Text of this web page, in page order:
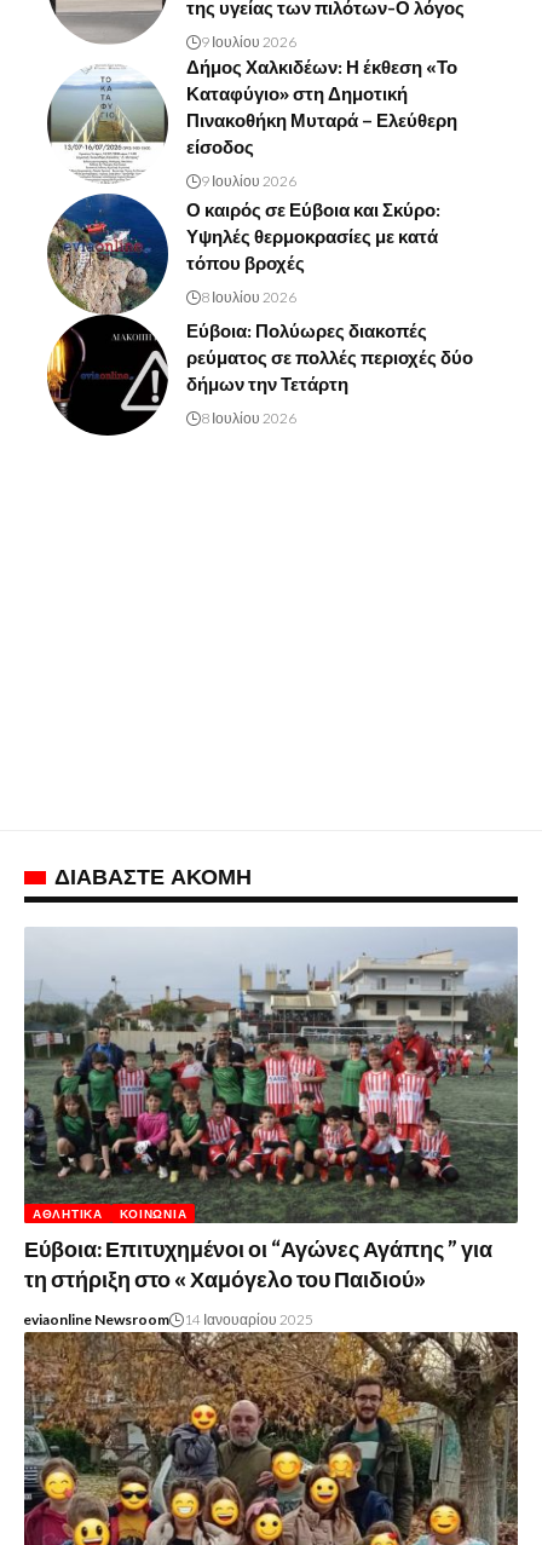
της υγείας των πιλότων-Ο λόγος
9 Ιουλίου 2026
Δήμος Χαλκιδέων: Η έκθεση «Το
Καταφύγιο» στη Δημοτική
Πινακοθήκη Μυταρά – Ελεύθερη
είσοδος
9 Ιουλίου 2026
Ο καιρός σε Εύβοια και Σκύρο:
Υψηλές θερμοκρασίες με κατά
τόπου βροχές
8 Ιουλίου 2026
Εύβοια: Πολύωρες διακοπές
ρεύματος σε πολλές περιοχές δύο
δήμων την Τετάρτη
8 Ιουλίου 2026
ΔΙΑΒΑΣΤΕ ΑΚΟΜΗ
ΑΘΛΗΤΙΚΆ ΚΟΙΝΩΝΊΑ
Εύβοια: Επιτυχημένοι οι “Αγώνες Αγάπης ” για
τη στήριξη στο « Χαμόγελο του Παιδιού»
eviaonline Newsroom 14 Ιανουαρίου 2025